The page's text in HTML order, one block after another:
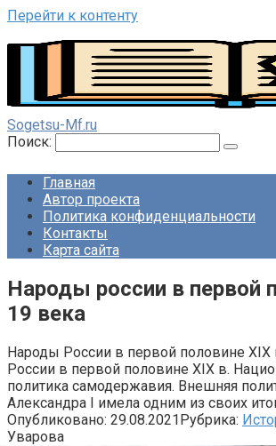
Перейти к контенту
Sogetsu-Mf.ru
Поиск:
Главная
Автор проекта
Политика конфиденциальности
Контакты
Карта сайта
Народы россии в первой
19 века
Народы России в первой половине
России в первой половине XIX в.
политика самодержавия. Внешняя
Александра I имела одним из своих
Опубликовано: 29.08.2021Рубрика:
Уварова